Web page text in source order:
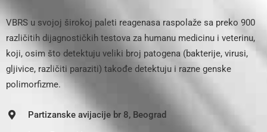
VBRS u svojoj širokoj paleti reagenasa raspolaže sa preko 900
različitih dijagnostičkih testova za humanu medicinu i veterinu,
koji, osim što detektuju veliki broj patogena (bakterije, virusi,
gljivice, različiti paraziti) takođe detektuju i razne genske
polimorfizme.
Partizanske avijacije br 8, Beograd